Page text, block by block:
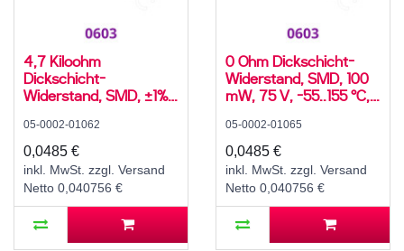
4,7 Kiloohm
Dickschicht-
Widerstand, SMD, ±1%,
°C, 0603
05-0002-01062
0,0485 €
inkl. MwSt. zzgl. Versand
Netto 0,040756 €
0 Ohm Dickschicht-
Widerstand, SMD, 100
mW, 75 V, -55..155 °C,
05-0002-01065
0,0485 €
inkl. MwSt. zzgl. Versand
Netto 0,040756 €